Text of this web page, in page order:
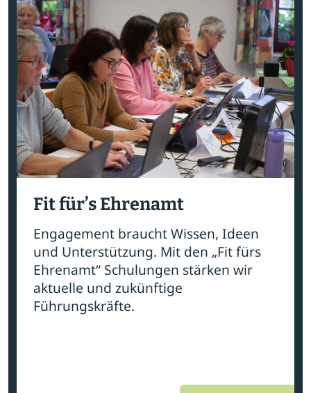
Fit für’s Ehrenamt
Engagement braucht Wissen, Ideen
und Unterstützung. Mit den „Fit fürs
Ehrenamt“ Schulungen stärken wir
aktuelle und zukünftige
Führungskräfte.